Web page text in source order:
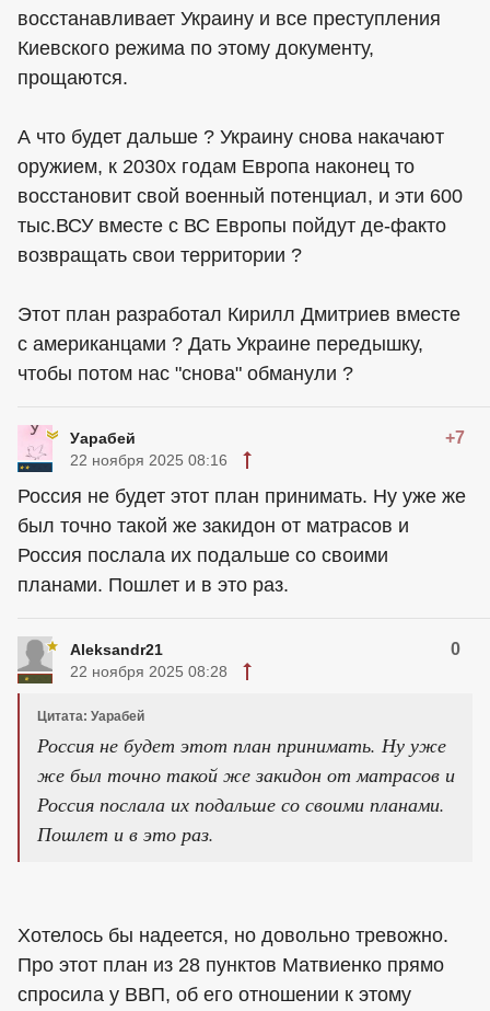
восстанавливает Украину и все преступления
Киевского режима по этому документу,
прощаются.
А что будет дальше ? Украину снова накачают
оружием, к 2030х годам Европа наконец то
восстановит свой военный потенциал, и эти 600
тыс.ВСУ вместе с ВС Европы пойдут де-факто
возвращать свои территории ?
Этот план разработал Кирилл Дмитриев вместе
с американцами ? Дать Украине передышку,
чтобы потом нас "снова" обманули ?
Уарабей +7
22 ноября 2025 08:16
Россия не будет этот план принимать. Ну уже же
был точно такой же закидон от матрасов и
Россия послала их подальше со своими
планами. Пошлет и в это раз.
Aleksandr21 0
22 ноября 2025 08:28
Цитата: Уарабей
Россия не будет этот план принимать. Ну уже
же был точно такой же закидон от матрасов и
Россия послала их подальше со своими планами.
Пошлет и в это раз.
Хотелось бы надеется, но довольно тревожно.
Про этот план из 28 пунктов Матвиенко прямо
спросила у ВВП, об его отношении к этому